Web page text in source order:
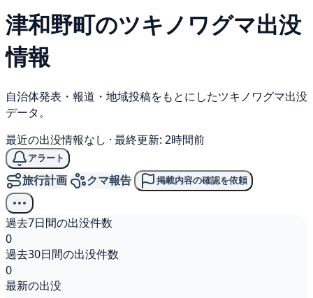
津和野町のツキノワグマ出没
情報
自治体発表・報道・地域投稿をもとにしたツキノワグマ出没
データ。
最近の出没情報なし · 最終更新: 2時間前
アラート
旅行計画 クマ報告 掲載内容の確認を依頼
過去7日間の出没件数
0
過去30日間の出没件数
0
最新の出没